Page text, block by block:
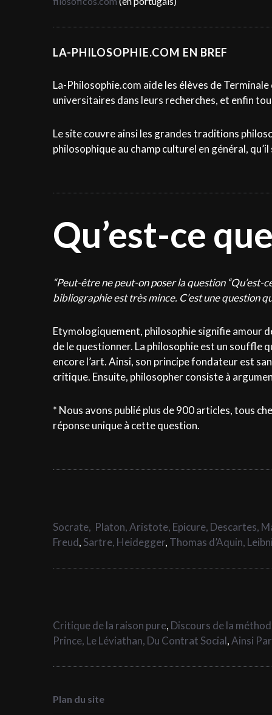
LA-PHILOSOPHIE.COM EN BREF
La-Philosophie.com aide les élèves de
universitaires dans leurs recherches, et enfin
Le site couvre ainsi les grandes traditions
philosophique au champ culturel en général,
Qu’est-ce
“Peut-être ne peut-on poser la question
bibliographie est très mince. C’est une question
Etymologiquement, philosophie signifie amour
de le questionner. La philosophie est un souffle
encore l’art. Ainsi, son principe fondateur est
critique. Ensuite, philosopher consiste à
* Nous avons publié plus de 900 articles, tous
réponse unique à cette question.
Socrate, Platon,Aristote, Epicure, Descartes,
Freud,Sartre, Heidegger, Thomas d’Aquin,
Critique de la raison pure, Discours de la
Prince, Le Léviathan, Du Contrat Social,Ainsi
Plan du site